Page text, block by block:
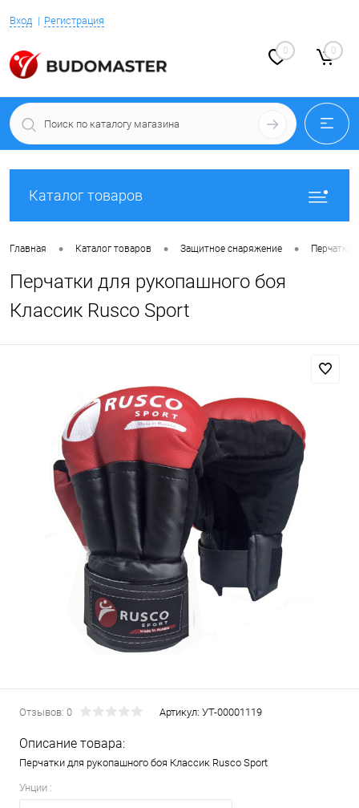
Вход Регистрация
0 0
Каталог товаров
Главная • Каталог товаров • Защитное снаряжение • Перчатки
Перчатки для рукопашного боя
Классик Rusco Sport
Отзывов: 0 Артикул: УТ-00001119
Описание товара:
Перчатки для рукопашного боя Классик Rusco Sport
Унции :